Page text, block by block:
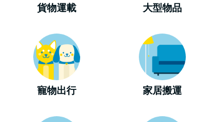
貨物運載 大型物品
寵物出行 家居搬運